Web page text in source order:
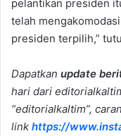
pelantikan presiden
telah
presiden terpilih,”
Dapatkan update
hari dari
“editorialkaltim”,
link https://